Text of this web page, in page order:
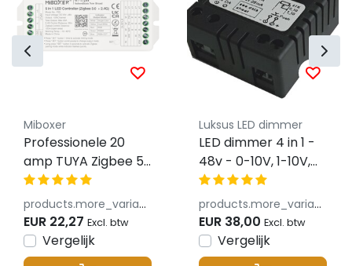
Miboxer
Professionele 20
amp TUYA Zigbee 5-
in-1 LED controller
voor Single
Color/Dual
White/RGB/RGBW/RGBWW/RGBCCT
LED strips 12-24-48v
products.more_variants_available
EUR 22,27 Excl. btw
Vergelijk
Luksus LED dimmer
LED dimmer 4 in 1 -
48v - 0-10V, 1-10V,
Dali, Push Dim -
Instelbaar
products.more_variants_available
EUR 38,00 Excl. btw
Vergelijk